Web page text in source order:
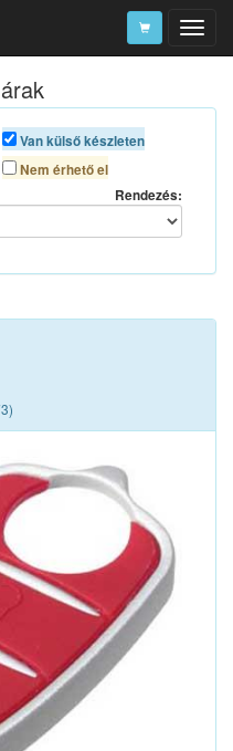
Van külső készleten
Nem érhető el
Rendezés: